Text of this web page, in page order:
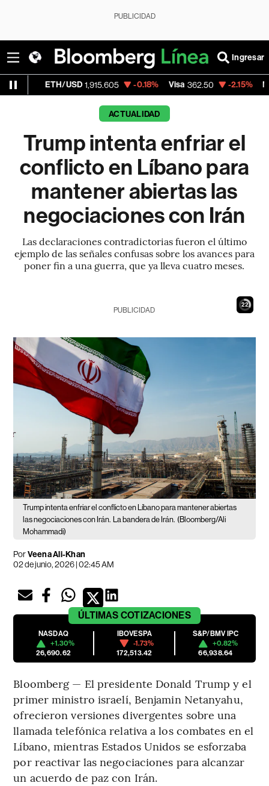
PUBLICIDAD
Ingresar
1,915.605 -0.18% Visa 362.50 -2.15% MercadoLibre
ACTUALIDAD
Trump intenta enfriar el
conflicto en Líbano para
mantener abiertas las
negociaciones con Irán
Las declaraciones contradictorias fueron el último
ejemplo de las señales confusas sobre los avances para
poner fin a una guerra, que ya lleva cuatro meses.
21
PUBLICIDAD
Trump intenta enfriar el conflicto en Líbano para mantener abiertas
las negociaciones con Irán. La bandera de Irán. (Bloomberg/Ali
Mohammadi)
PorVeena Ali-Khan
02 de junio, 2026 | 02:45 AM
ÚLTIMAS COTIZACIONES
NASDAQ
+1.30%
26,690.62
IBOVESPA
-1.73%
172,513.42
S&P/BMV IPC
+0.82%
66,938.64
Bloomberg — El presidente Donald Trump y el
primer ministro israelí, Benjamin Netanyahu,
ofrecieron versiones divergentes sobre una
llamada telefónica relativa a los combates en el
Líbano, mientras Estados Unidos se esforzaba
por reactivar las negociaciones para alcanzar
un acuerdo de paz con Irán.